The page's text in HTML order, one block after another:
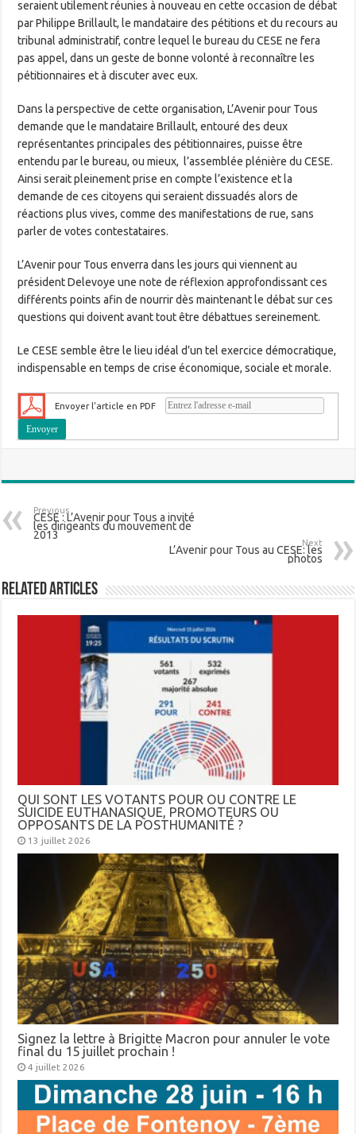
seraient utilement réunies à nouveau en cette occasion de débat
par Philippe Brillault, le mandataire des pétitions et du recours au
tribunal administratif, contre lequel le bureau du CESE ne fera
pas appel, dans un geste de bonne volonté à reconnaître les
pétitionnaires et à discuter avec eux.
Dans la perspective de cette organisation, L’Avenir pour Tous
demande que le mandataire Brillault, entouré des deux
représentantes principales des pétitionnaires, puisse être
entendu par le bureau, ou mieux, l’assemblée plénière du CESE.
Ainsi serait pleinement prise en compte l’existence et la
demande de ces citoyens qui seraient dissuadés alors de
réactions plus vives, comme des manifestations de rue, sans
parler de votes contestataires.
L’Avenir pour Tous enverra dans les jours qui viennent au
président Delevoye une note de réflexion approfondissant ces
différents points afin de nourrir dès maintenant le débat sur ces
questions qui doivent avant tout être débattues sereinement.
Le CESE semble être le lieu idéal d’un tel exercice démocratique,
indispensable en temps de crise économique, sociale et morale.
Envoyer l'article en PDF
Previous
CESE : L’Avenir pour Tous a invité
les dirigeants du mouvement de
2013
Next
L’Avenir pour Tous au CESE: les
photos
Related Articles
QUI SONT LES VOTANTS POUR OU CONTRE LE
SUICIDE EUTHANASIQUE, PROMOTEURS OU
OPPOSANTS DE LA POSTHUMANITÉ ?
13 juillet 2026
Signez la lettre à Brigitte Macron pour annuler le vote
final du 15 juillet prochain !
4 juillet 2026